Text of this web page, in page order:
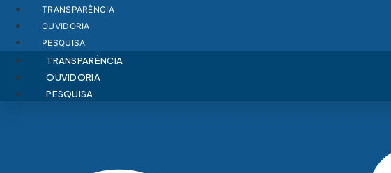
para
conteúdo
TRANSPARÊNCIA
OUVIDORIA
PESQUISA
TRANSPARÊNCIA
OUVIDORIA
PESQUISA